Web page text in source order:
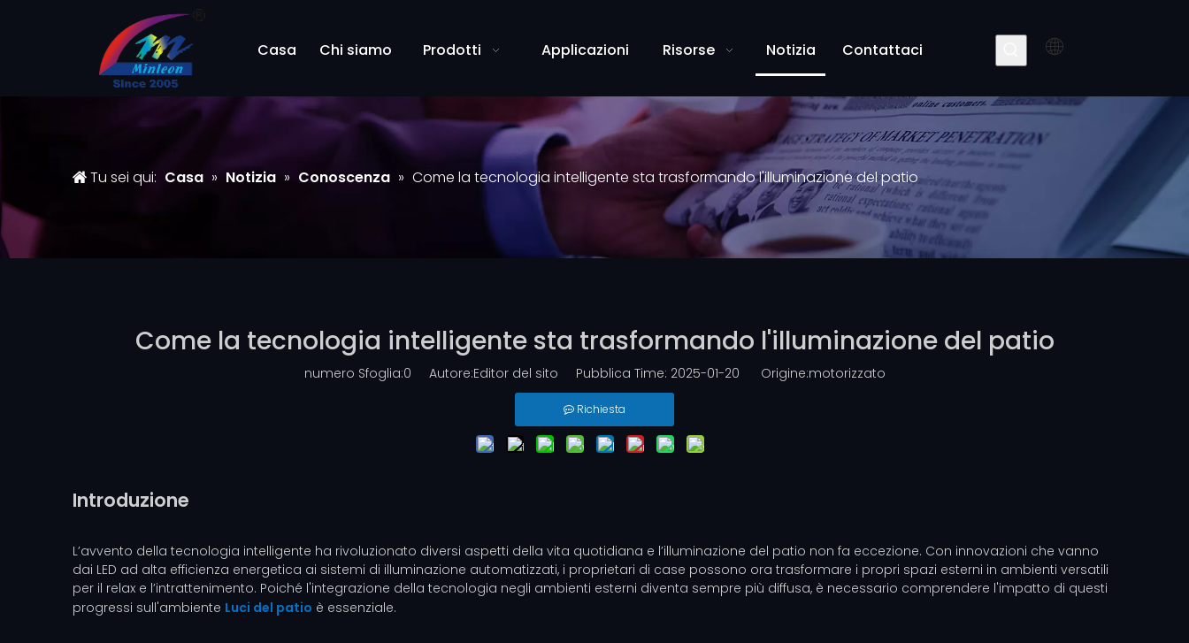
Casa Chi siamo Prodotti Applicazioni Risorse Notizia Contattaci
Tu sei qui: Casa » Notizia » Conoscenza » Come la tecnologia intelligente sta trasformando l'illuminazione del patio
Come la tecnologia intelligente sta trasformando l'illuminazione del patio
numero Sfoglia:0 Autore:Editor del sito Pubblica Time: 2025-01-20 Origine:motorizzato
Richiesta
Introduzione
L’avvento della tecnologia intelligente ha rivoluzionato diversi aspetti della vita quotidiana e l’illuminazione del patio non fa eccezione. Con innovazioni che vanno
dai LED ad alta efficienza energetica ai sistemi di illuminazione automatizzati, i proprietari di case possono ora trasformare i propri spazi esterni in ambienti versatili
per il relax e l’intrattenimento. Poiché l'integrazione della tecnologia negli ambienti esterni diventa sempre più diffusa, è necessario comprendere l'impatto di questi
progressi sull'ambiente Luci del patio è essenziale.